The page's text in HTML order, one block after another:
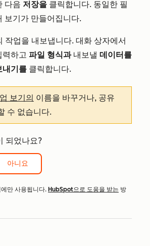
다음 저장을 클릭합니다. 동일한 필
보기가 만들어집니다.
작업을 내보냅니다. 대화 상자에서
력하고 파일 형식과내보낼 데이터를
내기를 클릭합니다.
보기의 이름을 바꾸거나, 공유
수 없습니다.
되었나요?
아니요
만 사용됩니다. HubSpot으로 도움을 받는 방